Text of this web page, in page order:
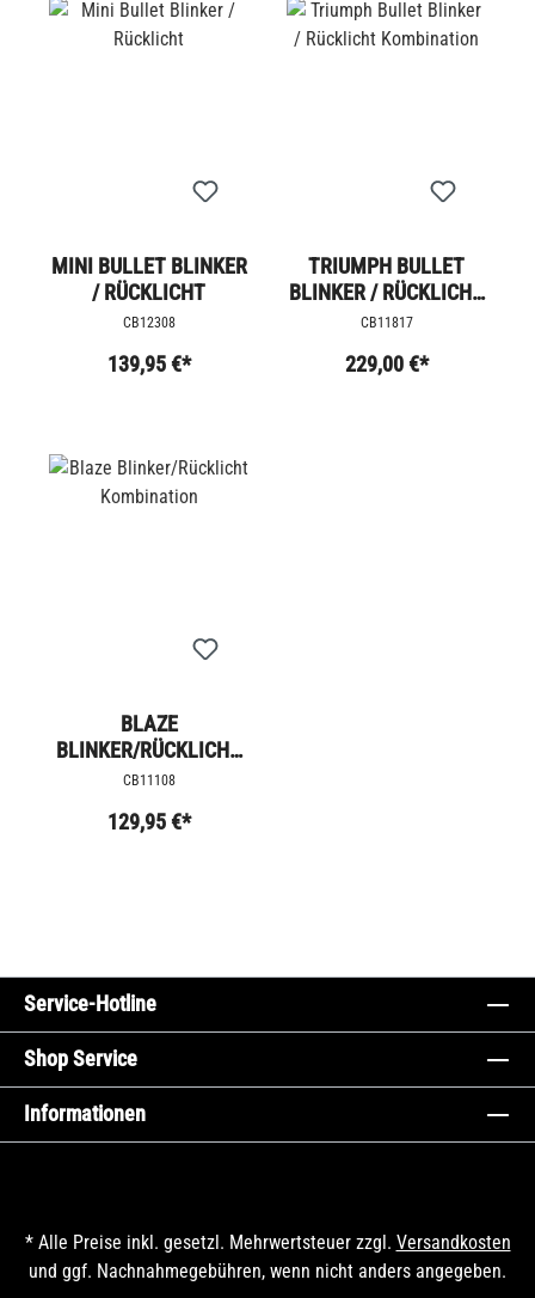
MINI BULLET BLINKER
/ RÜCKLICHT
CB12308
139,95 €*
TRIUMPH BULLET
BLINKER / RÜCKLICHT
KOMBINATION
CB11817
229,00 €*
BLAZE
BLINKER/RÜCKLICHT
KOMBINATION
CB11108
129,95 €*
Service-Hotline
Shop Service
Informationen
* Alle Preise inkl. gesetzl. Mehrwertsteuer zzgl. Versandkosten
und ggf. Nachnahmegebühren, wenn nicht anders angegeben.